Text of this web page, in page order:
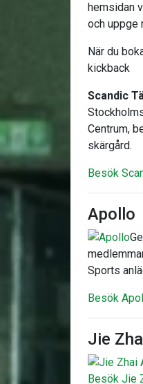
hemsidan
och uppge
När du
kickback
Scandic
Centrum,
skärgård.
Besök
Apollo
Sports
Besök
Jie
Besök Jie